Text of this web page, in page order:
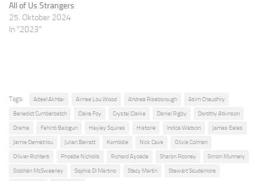
All of Us Strangers
25. Oktober 2024
In "2023"
Tags: Adeel Akhtar Aimee Lou Wood Andrea Riseborough Asim Chaudhry
Benedict Cumberbatch Claire Foy Crystal Clarke Daniel Rigby Dorothy Atkinson
Drama Fehinti Balogun Hayley Squires Historie Indica Watson James Eeles
Jamie Demetriou Julian Barratt Komödie Nick Cave Olivia Colman
Olivier Richters Phoebe Nicholls Richard Ayoade Sharon Rooney Simon Munnery
Siobhán McSweeney Sophia Di Martino Stacy Martin Stewart Scudamore